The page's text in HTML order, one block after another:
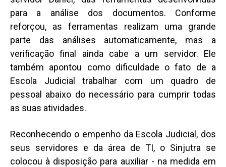
para a análise dos documentos. Conforme
reforçou, as ferramentas realizam uma grande
parte das análises automaticamente, mas a
verificação final ainda cabe a um servidor. Ele
também apontou como dificuldade o fato de a
Escola Judicial trabalhar com um quadro de
pessoal abaixo do necessário para cumprir todas
as suas atividades.
Reconhecendo o empenho da Escola Judicial, dos
seus servidores e da área de TI, o Sinjutra se
colocou à disposição para auxiliar - na medida em